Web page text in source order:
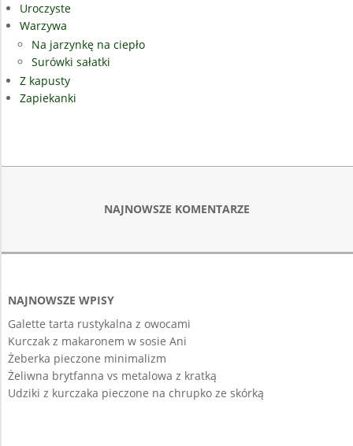
Uroczyste
Warzywa
Na jarzynkę na ciepło
Surówki sałatki
Z kapusty
Zapiekanki
NAJNOWSZE KOMENTARZE
NAJNOWSZE WPISY
Galette tarta rustykalna z owocami
Kurczak z makaronem w sosie Ani
Żeberka pieczone minimalizm
Żeliwna brytfanna vs metalowa z kratką
Udziki z kurczaka pieczone na chrupko ze skórką